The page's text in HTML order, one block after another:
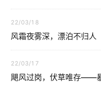
22/03/18
风霜夜雾深，漂泊不归人
22/03/17
飓风过岗，伏草唯存——